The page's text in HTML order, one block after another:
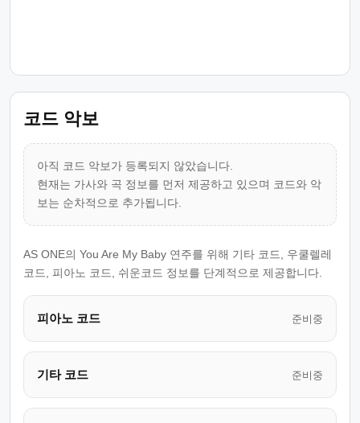
코드 악보
아직 코드 악보가 등록되지 않았습니다.
현재는 가사와 곡 정보를 먼저 제공하고 있으며 코드와 악
보는 순차적으로 추가됩니다.
AS ONE의 You Are My Baby 연주를 위해 기타 코드, 우쿨렐레
코드, 피아노 코드, 쉬운코드 정보를 단계적으로 제공합니다.
피아노 코드 준비중
기타 코드 준비중